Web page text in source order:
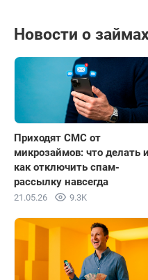
Новости о
Приходят СМС от
микрозаймов: что делать и
как отключить спам-
рассылку навсегда
21.05.26 9.3K